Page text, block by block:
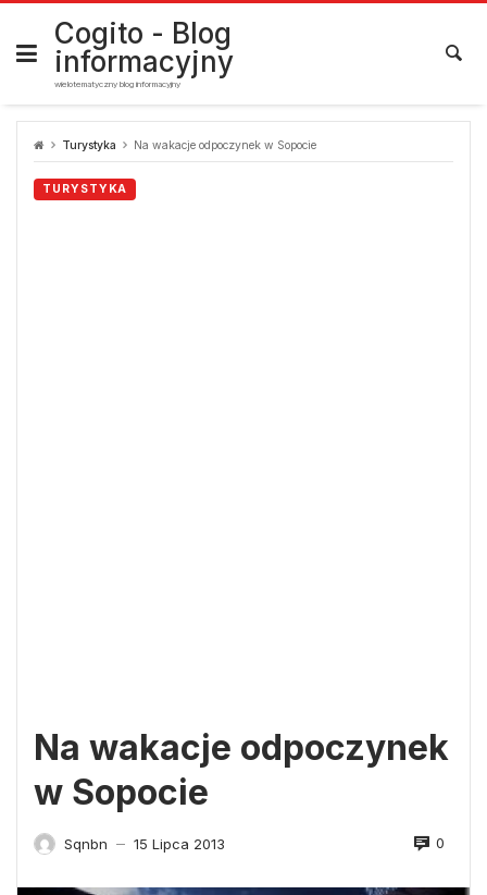
Skip
content
Cogito - Blog
informacyjny
wielotematyczny blog informacyjny
Turystyka Na wakacje odpoczynek w Sopocie
TURYSTYKA
Na wakacje odpoczynek
w Sopocie
Sqnbn — 15 Lipca 2013 0